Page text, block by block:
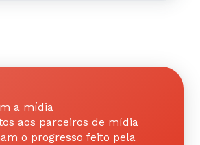
a mídia
aos parceiros de mídia
o progresso feito pela